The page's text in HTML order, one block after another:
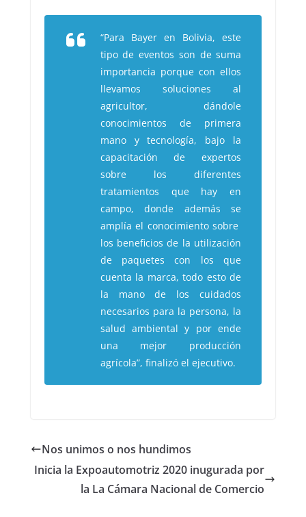
“Para Bayer en Bolivia, este
tipo de eventos son de suma
importancia porque con ellos
llevamos soluciones al
agricultor, dándole
conocimientos de primera
mano y tecnología, bajo la
capacitación de expertos
sobre los diferentes
tratamientos que hay en
campo, donde además se
amplía el conocimiento sobre
los beneficios de la utilización
de paquetes con los que
cuenta la marca, todo esto de
la mano de los cuidados
necesarios para la persona, la
salud ambiental y por ende
una mejor producción
agrícola”, finalizó el ejecutivo.
Nos unimos o nos hundimos
Inicia la Expoautomotriz 2020 inugurada por
la La Cámara Nacional de Comercio